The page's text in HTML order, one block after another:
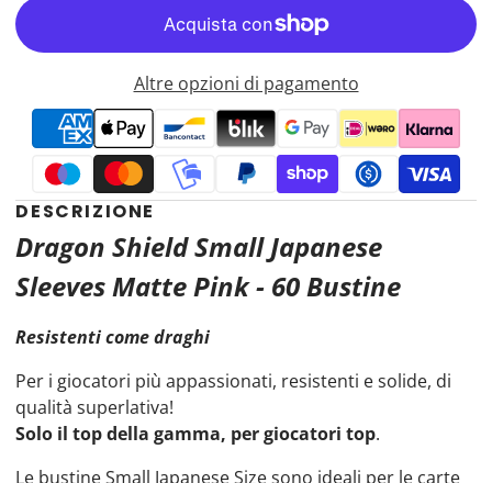
Altre opzioni di pagamento
DESCRIZIONE
Dragon Shield Small Japanese
Sleeves Matte Pink - 60 Bustine
Resistenti come draghi
Per i giocatori più appassionati, resistenti e solide, di
qualità superlativa!
Solo il top della gamma, per giocatori top.
Le bustine Small Japanese Size sono ideali per le carte